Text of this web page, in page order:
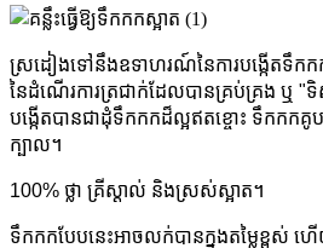
ស្រដៀងទៅនឹងឧទាហរណ៍នៃការបង្កើតទឹក
នៃដំណើរការត្រជាក់ដែលបានគ្រប់គ្រង ឬ
បង្កើតបានជាដុំទឹកកកដ៏ល្អឥតខ្ចោះ ទឹកក
ក្បាល។
100% ថ្លា គ្រីស្តាល់ និងស្រស់ស្អាត។
ទឹកកក​បែបនេះ​អាច​លក់បាន​ក្នុង​តម្លៃ​ខ្ពស់